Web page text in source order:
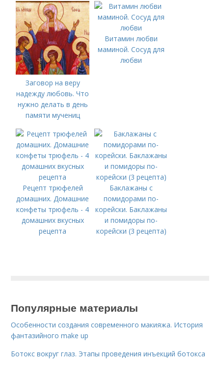
Заговор на веру
надежду любовь. Что
нужно делать в день
памяти мучениц
Любови и матери их
Софии 30 сентября
2022 года
Витамин любви
маминой. Сосуд для
любви
Рецепт трюфелей
домашних. Домашние
конфеты трюфель - 4
домашних вкусных
рецепта
Баклажаны с
помидорами по-
корейски. Баклажаны
и помидоры по-
корейски (3 рецепта)
Популярные материалы
Особенности создания современного макияжа. История
фантазийного make up
Ботокс вокруг глаз. Этапы проведения инъекций ботокса